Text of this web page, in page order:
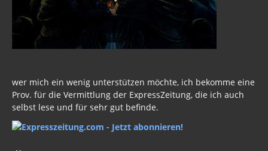
wer mich ein wenig unterstützen möchte, ich bekomme eine
Prov. für die Vermittlung der ExpressZeitung, die ich auch
selbst lese und für sehr gut befinde.